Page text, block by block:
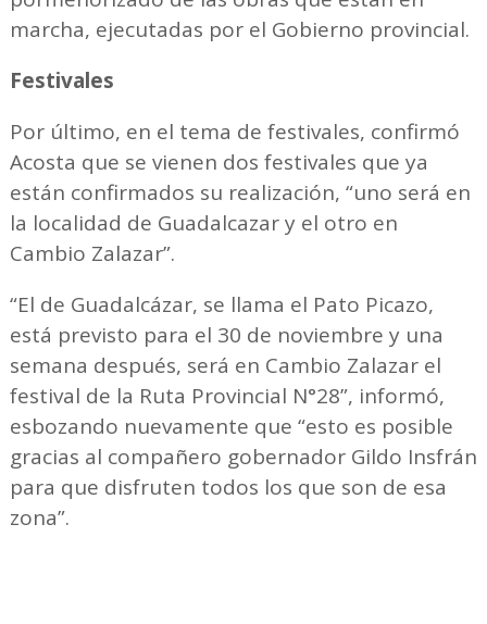
marcha, ejecutadas por el Gobierno provincial.
Festivales
Por último, en el tema de festivales, confirmó
Acosta que se vienen dos festivales que ya
están confirmados su realización, “uno será en
la localidad de Guadalcazar y el otro en
Cambio Zalazar”.
“El de Guadalcázar, se llama el Pato Picazo,
está previsto para el 30 de noviembre y una
semana después, será en Cambio Zalazar el
festival de la Ruta Provincial N°28”, informó,
esbozando nuevamente que “esto es posible
gracias al compañero gobernador Gildo Insfrán
para que disfruten todos los que son de esa
zona”.